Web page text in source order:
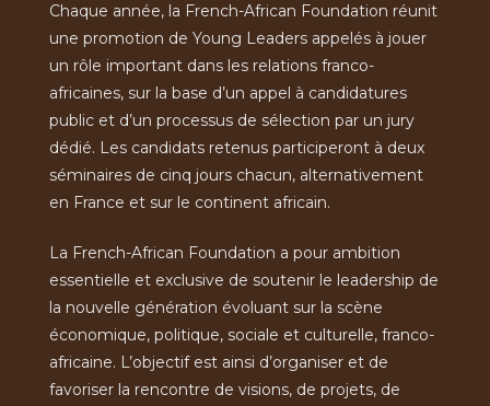
Chaque année, la French-African Foundation réunit
une promotion de Young Leaders appelés à jouer
un rôle important dans les relations franco-
africaines, sur la base d’un appel à candidatures
public et d’un processus de sélection par un jury
dédié. Les candidats retenus participeront à deux
séminaires de cinq jours chacun, alternativement
en France et sur le continent africain.
La French-African Foundation a pour ambition
essentielle et exclusive de soutenir le leadership de
la nouvelle génération évoluant sur la scène
économique, politique, sociale et culturelle, franco-
africaine. L’objectif est ainsi d’organiser et de
favoriser la rencontre de visions, de projets, de